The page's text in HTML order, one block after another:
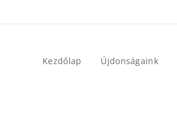
Kezdőlap Újdonságaink